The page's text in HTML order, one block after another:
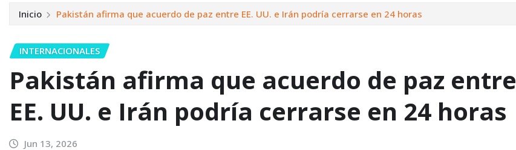
Inicio Pakistán afirma que acuerdo de paz entre EE. UU. e Irán podría cerrarse en 24 horas
INTERNACIONALES
Pakistán afirma que acuerdo de paz entre
EE. UU. e Irán podría cerrarse en 24 horas
Jun 13, 2026